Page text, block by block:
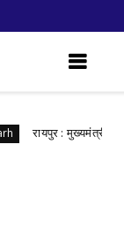
रायपुर : मुख्यमंत्री श्री